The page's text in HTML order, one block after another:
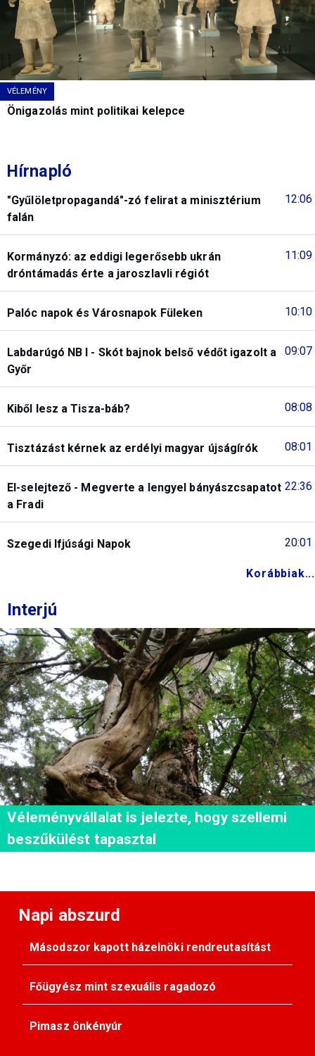
VÉLEMÉNY
Önigazolás mint politikai kelepce
Hírnapló
12:06
"Gyűlöletpropagandá"-zó felirat a minisztérium
falán
11:09
Kormányzó: az eddigi legerősebb ukrán
dróntámadás érte a jaroszlavli régiót
10:10
Palóc napok és Városnapok Füleken
09:07
Labdarúgó NB I - Skót bajnok belső védőt igazolt a
Győr
08:08
Kiből lesz a Tisza-báb?
08:01
Tisztázást kérnek az erdélyi magyar újságírók
22:36
El-selejtező - Megverte a lengyel bányászcsapatot
a Fradi
20:01
Szegedi Ifjúsági Napok
Korábbiak...
Interjú
Véleményvállalat is jelezte, hogy szellemi
beszűkülést tapasztal
Napi abszurd
Másodszor kapott házelnöki rendreutasítást
Főügyész mint szexuális ragadozó
Pimasz önkényúr